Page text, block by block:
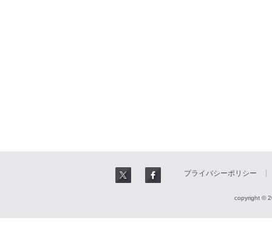
プライバシーポリシー
copyright ©